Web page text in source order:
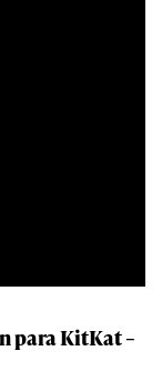
para KitKat –